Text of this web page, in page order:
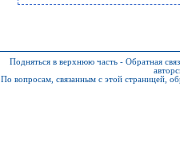
Подняться в верхнюю часть - Обратная
По вопросам, связанным с этой страницей,